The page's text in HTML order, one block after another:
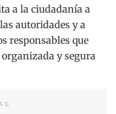
a la ciudadanía a
autoridades y a
responsables que
y segura